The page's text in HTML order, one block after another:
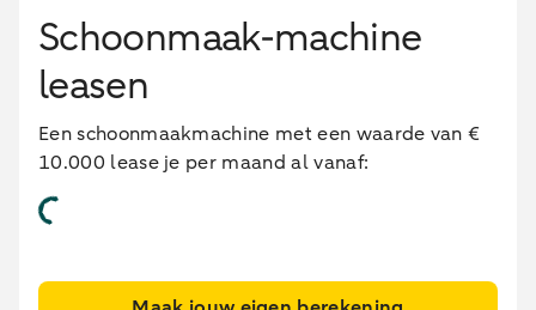
Schoonmaak-machine
leasen
Een schoonmaakmachine met een waarde van €
10.000 lease je per maand al vanaf: